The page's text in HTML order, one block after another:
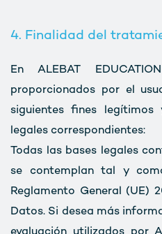
4. Finalidad del
En ALEBAT
proporcionados por el
siguientes fines
legales correspondientes:
Todas las bases legales
se contemplan tal y
Reglamento General (UE)
Datos. Si desea más